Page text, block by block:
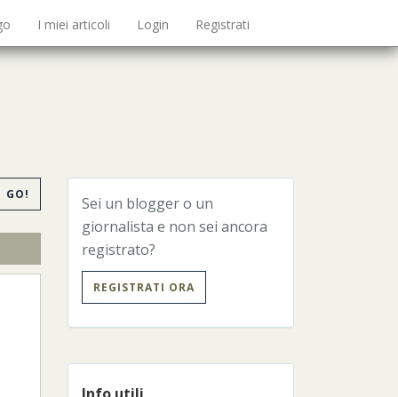
I miei articoli Login Registrati
GO!
Sei un blogger o un
giornalista e non sei ancora
registrato?
REGISTRATI ORA